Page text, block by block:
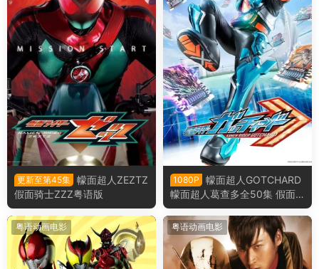
更新至第45集 幪面超人ZEZTZ
假面骑士ZZZ粤语版
1080P
幪面超人GOTCHARD
幪面超人葛查多全50集 假面
骑士歌查德粤语版
粤语动画电影 粤语动画电影